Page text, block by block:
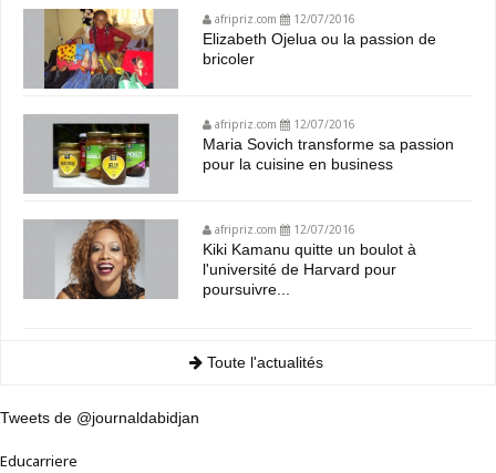
afripriz.com 12/07/2016
Elizabeth Ojelua ou la passion de
bricoler
afripriz.com 12/07/2016
Maria Sovich transforme sa passion
pour la cuisine en business
afripriz.com 12/07/2016
Kiki Kamanu quitte un boulot à
l'université de Harvard pour
poursuivre...
Toute l'actualités
Tweets de @journaldabidjan
Educarriere